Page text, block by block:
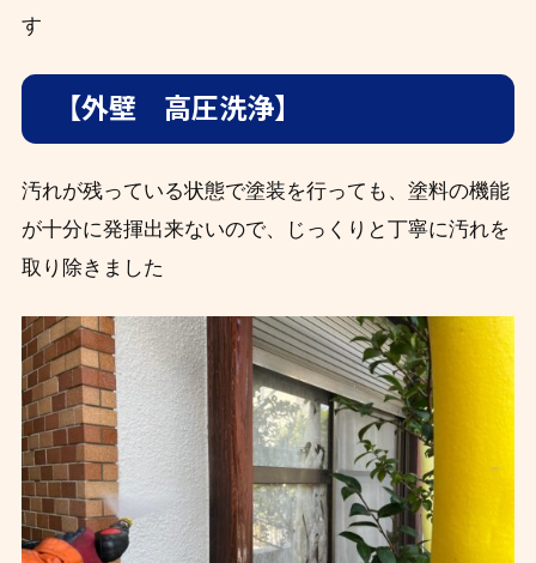
す
【外壁 高圧洗浄】
汚れが残っている状態で塗装を行っても、塗料の機能
が十分に発揮出来ないので、じっくりと丁寧に汚れを
取り除きました